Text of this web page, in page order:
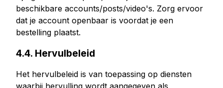
beschikbare accounts/posts/video's. Zorg ervoor
dat je account openbaar is voordat je een
bestelling plaatst.
4.4. Hervulbeleid
Het hervulbeleid is van toepassing op diensten
waarbij hervulling wordt aangegeven als